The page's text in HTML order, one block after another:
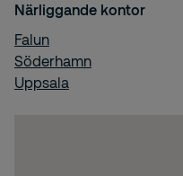
Närliggande kontor
Falun
Söderhamn
Uppsala